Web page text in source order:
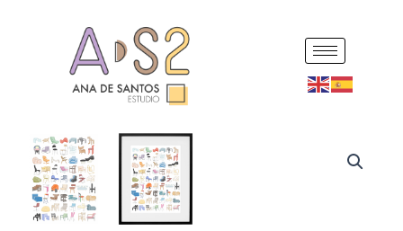
SILLAS
cantidad